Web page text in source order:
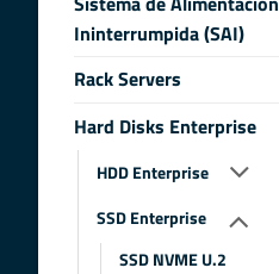
Ininterrumpida (SAI)
Rack Servers
Hard Disks Enterprise
HDD Enterprise
SSD Enterprise
SSD NVME U.2